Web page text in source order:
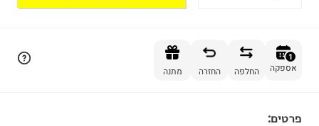
1
אספקה החלפה החזרה מתנה
פרטים: